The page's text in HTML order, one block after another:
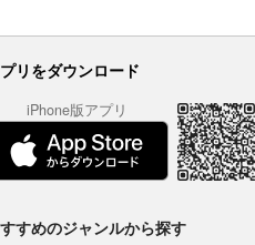
リをダウンロード
iPhone版アプリ
すめのジャンルから探す